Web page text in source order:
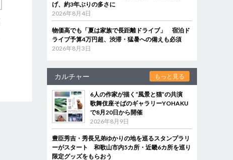
げ、約3年ぶりの多さに
2026年8月4日
物価高でも「夏は家族で長距離ドライブ」 宿泊ド
ライブ予算4万円超、渋滞・猛暑への備えも必須
2026年8月3日
カルチャー もっと見る
6人の作家が描く“風景と猫”の共演
歌舞伎座そばのギャラリーYOHAKU
で8月20日から開催
2026年8月9日
豊臣秀吉・秀長兄弟ゆかりの地を巡るスタンプラリ
ーがスタート 和歌山市内5カ所・近畿6カ所を巡り
限定グッズをもらおう